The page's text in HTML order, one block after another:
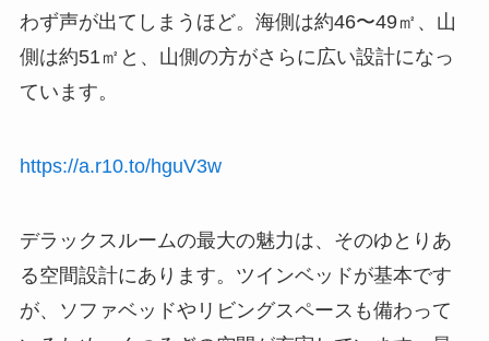
わず声が出てしまうほど。海側は約46〜49㎡、山
側は約51㎡と、山側の方がさらに広い設計になっ
ています。
https://a.r10.to/hguV3w
デラックスルームの最大の魅力は、そのゆとりあ
る空間設計にあります。ツインベッドが基本です
が、ソファベッドやリビングスペースも備わって